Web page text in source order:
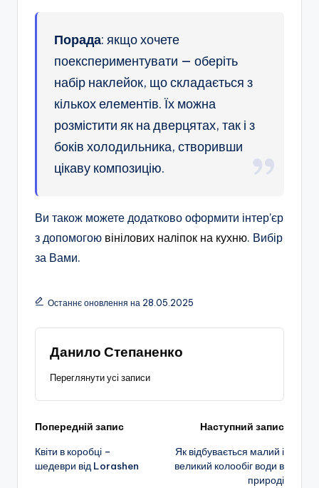
Порада: якщо хочете
поекспериментувати — оберіть
набір наклейок, що складається з
кількох елементів. Їх можна
розмістити як на дверцятах, так і з
боків холодильника, створивши
цікаву композицію.
Ви також можете додатково оформити інтер’єр
з допомогою вінілових наліпок на кухню. Вибір
за Вами.
Останнє оновлення на 28.05.2025
Данило Степаненко
Переглянути усі записи
Навігація
по
Попередній запис
Квіти в коробці –
шедеври від Lorashen
Наступний запис
Як відбувається малий і
великий колообіг води в
природі